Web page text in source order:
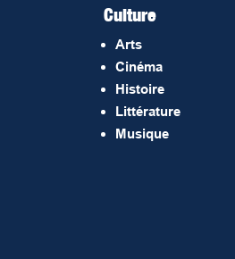
Culture
Arts
Cinéma
Histoire
Littérature
Musique